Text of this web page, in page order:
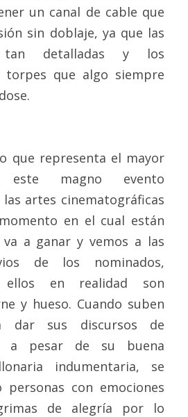
un canal de cable que
sin doblaje, ya que las
detalladas y los
que algo siempre
que representa el mayor
magno evento
artes cinematográficas
en el cual están
a ganar y vemos a las
de los nominados,
ellos en realidad son
y hueso. Cuando suben
dar sus discursos de
a pesar de su buena
indumentaria, se
personas con emociones
de alegría por lo